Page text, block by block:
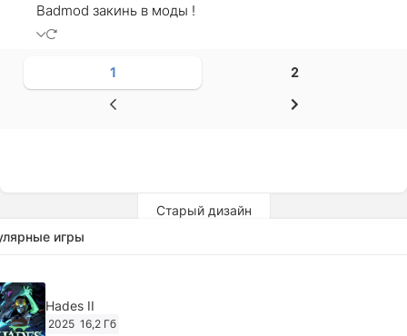
Badmod закинь в моды !
1 2
Старый дизайн
игры
Hades II
2025 16,2 Гб